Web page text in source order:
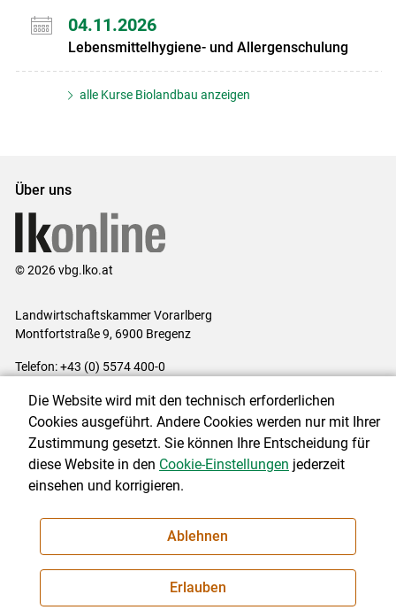
04.11.2026
Lebensmittelhygiene- und Allergenschulung
alle Kurse Biolandbau anzeigen
Über uns
© 2026 vbg.lko.at
Landwirtschaftskammer Vorarlberg
Montfortstraße 9, 6900 Bregenz
Telefon: +43 (0) 5574 400-0
Impressum|Kontakt|Datenschutzerklärung|Barrierefreiheit|
Cookie-Einstellungen
NEWSLETTER
Die Website wird mit den technisch erforderlichen
Cookies ausgeführt. Andere Cookies werden nur mit Ihrer
Zustimmung gesetzt. Sie können Ihre Entscheidung für
diese Website in den Cookie-Einstellungen jederzeit
einsehen und korrigieren.
Ablehnen
Erlauben